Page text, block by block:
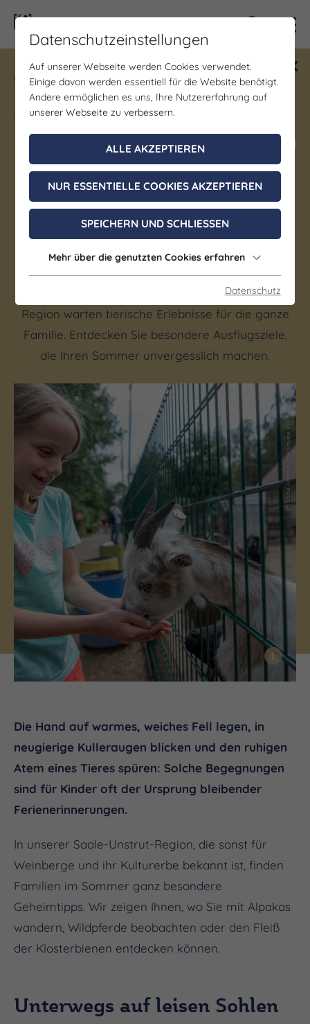
Gewinne ein Blind Date mit Saale-
Unstrut! Teilnahme vom 1.7. - 18.12.
möglich.
Jetzt mitmachen
Tierische Sommerferien in
Saale-Unstrut: Ausflugsziele
für Familien
Flauschige Begegnungen, wilde Entdeckungen
und summende Abenteuer: In der Saale-Unstrut-
Region warten tierische Erlebnisse für die ganze
Familie. Entdecken Sie besondere Ausflugsziele,
die Ihren Sommer unvergesslich machen.
(c) Saale-Unstrut-Tourismus e.V., Falko Matte
i
Die Hand auf warmes, weiches Fell legen, in
neugierige Kulleraugen blicken und den ruhigen
Atem eines Tieres spüren: Solche Begegnungen
sind für Kinder oft der Ursprung bleibender
Ferienerinnerungen.
In unserer Saale-Unstrut-Region, die sonst für
Weinberge und ihr Kulturerbe bekannt ist, finden
Familien im Sommer ganz besondere
Geheimtipps. Wir zeigen Ihnen, wo Sie mit Alpakas
wandern, Wildpferde beobachten oder den Fleiß
der Klosterbienen entdecken können.
Unterwegs auf leisen Sohlen
Datenschutzeinstellungen
Auf unserer Webseite werden Cookies verwendet.
Einige davon werden essentiell für die Website benötigt.
Andere ermöglichen es uns, Ihre Nutzererfahrung auf
unserer Webseite zu verbessern.
ALLE AKZEPTIEREN
NUR ESSENTIELLE COOKIES AKZEPTIEREN
SPEICHERN UND SCHLIESSEN
Mehr über die genutzten Cookies erfahren
Datenschutz